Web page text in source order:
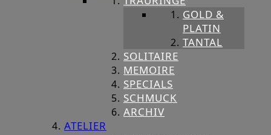
GOLD &
PLATIN
TANTAL
SOLITAIRE
MEMOIRE
SPECIALS
SCHMUCK
ARCHIV
ATELIER